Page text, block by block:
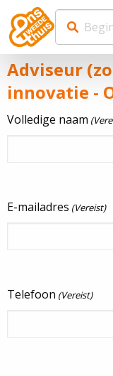
Adviseur
innovatie -
Volledige naam
E-mailadres (Vereist)
Telefoon (Vereist)